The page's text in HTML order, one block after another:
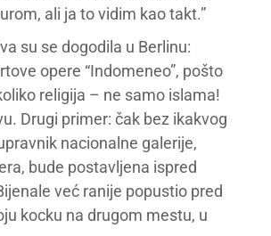
ali ja to vidim kao takt.”
su se dogodila u Berlinu:
opere “Indomeneo”, pošto
religija – ne samo islama!
Drugi primer: čak bez ikakvog
nacionalne galerije,
bude postavljena ispred
već ranije popustio pred
kocku na drugom mestu, u